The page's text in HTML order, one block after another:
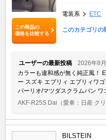
この商品の
価格を比較する
電装系 ETC
このカテゴリの
ユーザーの最新投稿
2026年8
カラーも違和感が無く純正風！
ー スズキ エブリィ エブリィワ
パーリオ/マツダスクラムバン ワ
AKF-R25S Dai （愛車：日産 ク
BILSTEIN